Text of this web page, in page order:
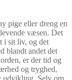
pige eller dreng en
væsen. Det
i sit liv, og det
blandt andet det
er der tid og
og tryghed,
udvikling. Selv om